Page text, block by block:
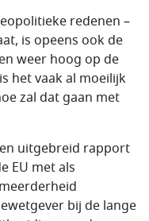
redenen –
is opeens ook de
weer hoog op de
het vaak al moeilijk
zal dat gaan met
uitgebreid rapport
EU met als
bij de lange